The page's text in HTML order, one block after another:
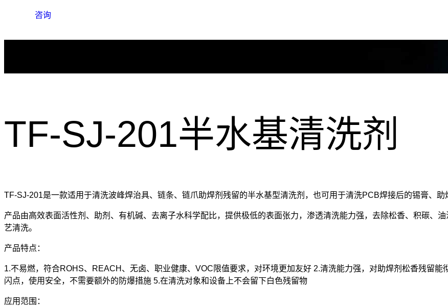
咨询
TF-SJ-201半水基清洗剂
TF-SJ-201是一款适用于清洗波峰焊治具、链条、链爪助焊剂残留的半水基型清洗剂，也可用于清洗PCB焊接后的锡膏、助
产品由高效表面活性剂、助剂、有机碱、去离子水科学配比，提供极低的表面张力，渗透清洗能力强，去除松香、积碳、
艺清洗。
产品特点：
1.不易燃，符合ROHS、REACH、无卤、职业健康、VOC限值要求，对环境更加友好 2.清洗能力强，对助焊剂松香残留
闪点，使用安全，不需要额外的防爆措施 5.在清洗对象和设备上不会留下白色残留物
应用范围：